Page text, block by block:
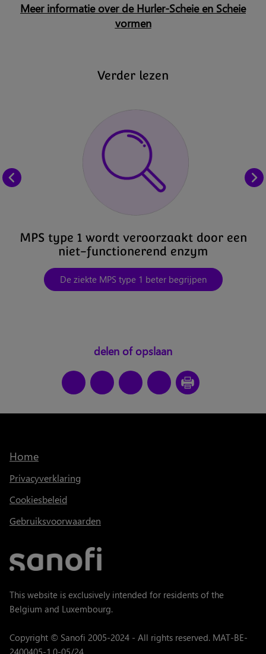
Meer informatie over de Hurler-Scheie en Scheie
vormen
Verder lezen
MPS type 1 wordt veroorzaakt door een
niet-functionerend enzym
De ziekte MPS type 1 beter begrijpen
delen of opslaan
Home
Privacyverklaring
Cookiesbeleid
Gebruiksvoorwaarden
This website is exclusively intended for residents of the
Belgium and Luxembourg.
Copyright © Sanofi 2005-2024 - All rights reserved. MAT-BE-
2400405-1.0-05/24